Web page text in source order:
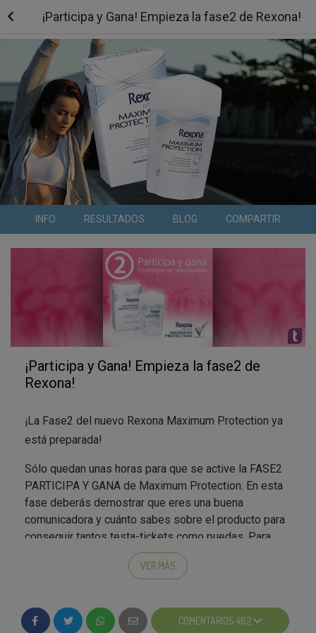
¡Participa y Gana! Empieza la fase2 de Rexona!
INFO RESULTADOS BLOG COMPARTIR
¡Participa y Gana! Empieza la fase2 de
Rexona!
¡La Fase2 del nuevo Rexona Maximum Protection ya
está preparada!
Sólo quedan unas horas para que se active la FASE2
PARTICIPA Y GANA de Maximum Protection. En esta
fase deberás demostrar que eres una buena
comunicadora y cuánto sabes sobre el producto para
conseguir tantos testa-tickets como puedas. Para
ello deberás responder preguntas sobre el producto,
ver videos, compartir en las redes sociales e incluso
Ahora ya tan sólo depende de ti llevarte la Testa-Box.
VER MÁS
COMENTARIOS 462